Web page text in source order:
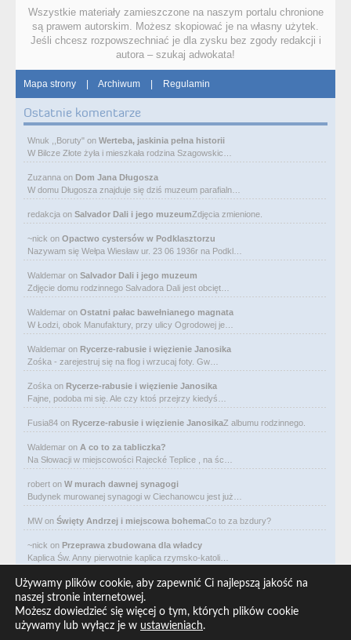
Wszystkie materiały zamieszczone na naszym portalu chronione
są prawem autorskim. Możesz skopiować je na własny użytek.
Jeśli chcesz rozpowszechniać je dla zysku bez zgody redakcji i
autora – szukaj adwokata!
Mapa strony | Archiwum | Regulamin
Ostatnie komentarze
Wnuk ,,Boruty" on Werteba, jaskinia pełna historii
W Bilcze Złote żyła i mieszkała rodzina Szagowskic…
Zuzanna on Dom Jana Długosza
W domu Długosza znajduje się dziś muzeum parafialn…
redakcja on Salvador Dali i jego muzeumZdjęcia zmienione.
~nick on Opactwo cystersów w Podklasztorzu
Nazywam się Wełpa Wiesław ur. 23 06 1936r na Podkl…
Waldemar on Salvador Dali i jego muzeum
Zdjęcie domu rodzinnego Salvadora Dali jest obcięt…
Waldemar on Ostatni pałac bawełnianego magnata
W Łodzi, obok Manufaktury, przy ulicy Ogrodowej je…
Waldemar on Rycerze-rabusie i więzienie Janosika
Zośka - zarejestruj się na flog i wrzucaj foty. Gw…
Zośka on Rycerze-rabusie i więzienie Janosika
Fajne, podoba mi się. Ale czy ktoś przejrzy kiedyś…
Fusia84 on Rycerze-rabusie i więzienie JanosikaZ albumu rodzinnego.
Waldemar on A co to za tabliczka?
Na Słowacji w miejscowości Rajecké Teplice , na śc…
robert on W murach dawnej synagogi
Budynek murowanej synagogi w Ciechanowcu jest już…
MW on Święty Andrzej i miejscowa bohemaCo to za bzdury?
~nick on Przeprawa zbudowana dla władcy
Kaplica Św. Anny pierwotnie kaplica rzymsko-katoli…
Waldemar on Niewolniczy proceder królów Dahomeju
Zwracają uwagę lampy uliczne z bateriami słoneczny…
Waldemar on
Adam Asnyk. Poeta z mojego miasta
CIEKAWOSTKA że pod banderą Malty pływa statek m/v…
Używamy plików cookie, aby zapewnić Ci najlepszą jakość na
naszej stronie internetowej.
Możesz dowiedzieć się więcej o tym, których plików cookie
używamy lub wyłącz je w ustawieniach.